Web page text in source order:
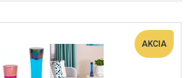
AKCIA